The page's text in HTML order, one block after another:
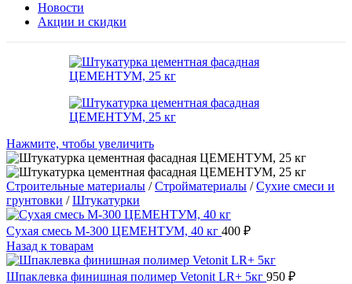
Новости
Акции и скидки
Нажмите, чтобы увеличить
Строительные материалы /Стройматериалы /Сухие смеси и
грунтовки /Штукатурки
Сухая смесь М-300 ЦЕМЕНТУМ, 40 кг 400 ₽
Назад к товарам
Шпаклевка финишная полимер Vetonit LR+ 5кг 950 ₽